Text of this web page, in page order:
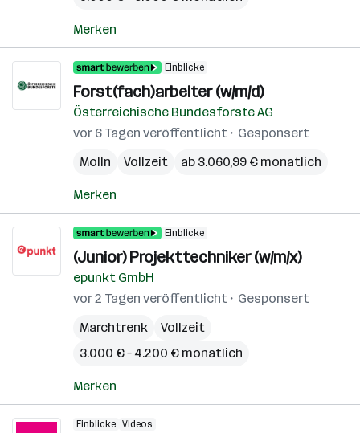
Merken
Einblicke
Forst(fach)arbeiter (w/m/d)
Österreichische Bundesforste AG
vor 6 Tagen veröffentlicht
Gesponsert
Molln
Vollzeit ab 3.060,99 € monatlich
Merken
Einblicke
(Junior) Projekttechniker (w/m/x)
epunkt GmbH
vor 2 Tagen veröffentlicht
Gesponsert
Marchtrenk
Vollzeit
3.000 € – 4.200 € monatlich
Merken
Einblicke Videos